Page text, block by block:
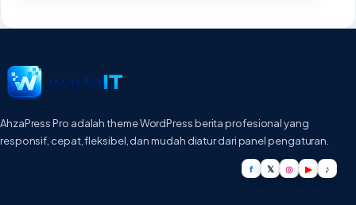
AhzaPress Pro adalah theme WordPress berita profesional yang
responsif, cepat, fleksibel, dan mudah diatur dari panel pengaturan.
f 𝕏 ◎ ▶ ♪